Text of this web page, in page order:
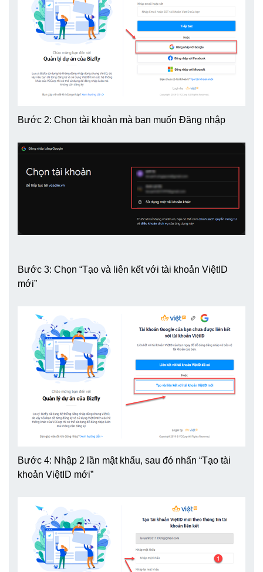
Bước 2: Chọn tài khoản mà bạn muốn Đăng nhập
Bước 3: Chọn “Tạo và liên kết với tài khoản ViệtID
mới”
Bước 4: Nhập 2 lần mật khẩu, sau đó nhấn “Tạo tài
khoản ViệtID mới”